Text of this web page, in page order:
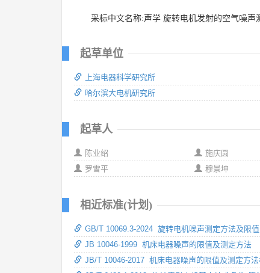
采标中文名称:声学 旋转电机发射的空气噪声
起草单位
上海电器科学研究所
哈尔滨大电机研究所
起草人
陈业绍
施庆圆
罗雪平
穆景坤
相近标准(计划)
GB/T 10069.3-2024 旋转电机噪声测定方法及限
JB 10046-1999 机床电器噪声的限值及测定方法
JB/T 10046-2017 机床电器噪声的限值及测定方法